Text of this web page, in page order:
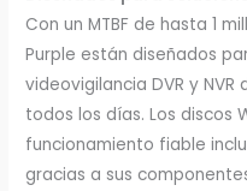
Con un MTBF de hasta 1
Purple están diseñados
videovigilancia DVR y
todos los días. Los discos
funcionamiento fiable
gracias a sus